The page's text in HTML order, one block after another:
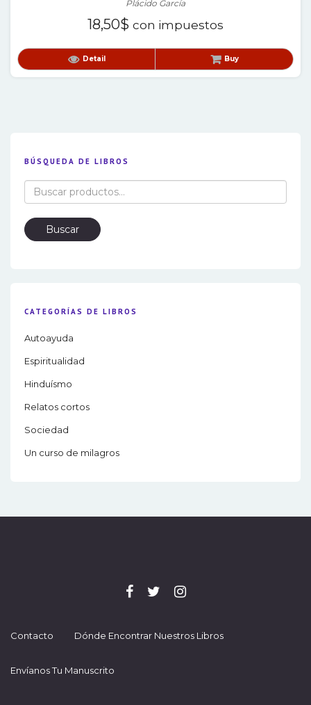
Plácido García
18,50$ con impuestos
Detail Buy
BÚSQUEDA DE LIBROS
Buscar
por:
Buscar
CATEGORÍAS DE LIBROS
Autoayuda
Espiritualidad
Hinduísmo
Relatos cortos
Sociedad
Un curso de milagros
Contacto Dónde Encontrar Nuestros Libros
Envíanos Tu Manuscrito